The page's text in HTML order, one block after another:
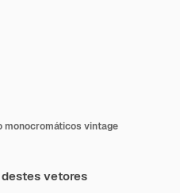
monocromáticos vintage
vetores